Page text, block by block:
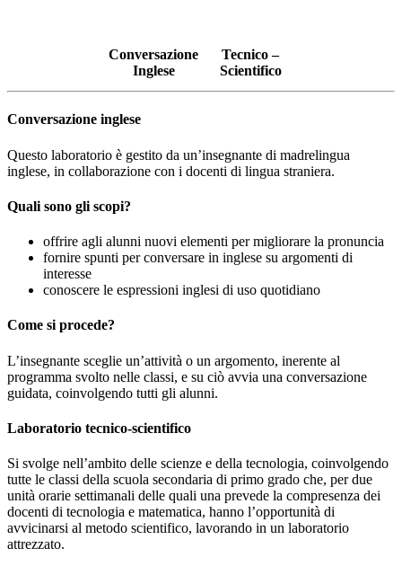
Conversazione
Inglese
Tecnico –
Scientifico
Conversazione inglese
Questo laboratorio è gestito da un’insegnante di madrelingua
inglese, in collaborazione con i docenti di lingua straniera.
Quali sono gli scopi?
offrire agli alunni nuovi elementi per migliorare la pronuncia
fornire spunti per conversare in inglese su argomenti di
interesse
conoscere le espressioni inglesi di uso quotidiano
Come si procede?
L’insegnante sceglie un’attività o un argomento, inerente al
programma svolto nelle classi, e su ciò avvia una conversazione
guidata, coinvolgendo tutti gli alunni.
Laboratorio tecnico-scientifico
Si svolge nell’ambito delle scienze e della tecnologia, coinvolgendo
tutte le classi della scuola secondaria di primo grado che, per due
unità orarie settimanali delle quali una prevede la compresenza dei
docenti di tecnologia e matematica, hanno l’opportunità di
avvicinarsi al metodo scientifico, lavorando in un laboratorio
attrezzato.